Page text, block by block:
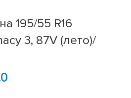
195/55 R16
3, 87V (лето)/